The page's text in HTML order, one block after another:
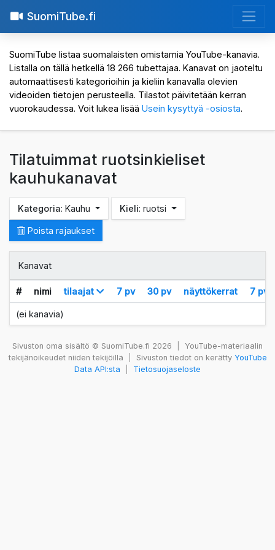
SuomiTube.fi
SuomiTube listaa suomalaisten omistamia YouTube-kanavia.
Listalla on tällä hetkellä 18 266 tubettajaa. Kanavat on jaoteltu
automaattisesti kategorioihin ja kieliin kanavalla olevien
videoiden tietojen perusteella. Tilastot päivitetään kerran
vuorokaudessa. Voit lukea lisää Usein kysyttyä -osiosta.
Tilatuimmat ruotsinkieliset
kauhukanavat
Kategoria: Kauhu Kieli: ruotsi
Poista rajaukset
Kanavat
# nimi tilaajat 7 pv 30 pv näyttökerrat 7 pv
(ei kanavia)
Sivuston oma sisältö © SuomiTube.fi 2026
YouTube-materiaalin
tekijänoikeudet niiden tekijöillä
Sivuston tiedot on kerätty YouTube
Data API:sta
Tietosuojaseloste